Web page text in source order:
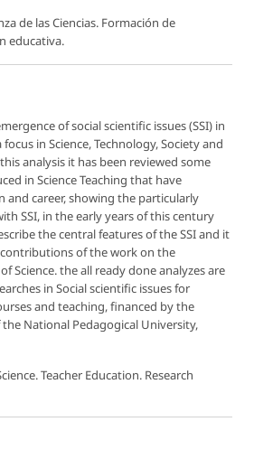
de las Ciencias. Formación de
educativa.
of social scientific issues (SSI) in
in Science, Technology, Society and
analysis it has been reviewed some
in Science Teaching that have
career, showing the particularly
SSI, in the early years of this century
the central features of the SSI and it
of the work on the
Science. the all ready done analyzes are
in Social scientific issues for
and teaching, financed by the
the National Pedagogical University,
Teacher Education. Research